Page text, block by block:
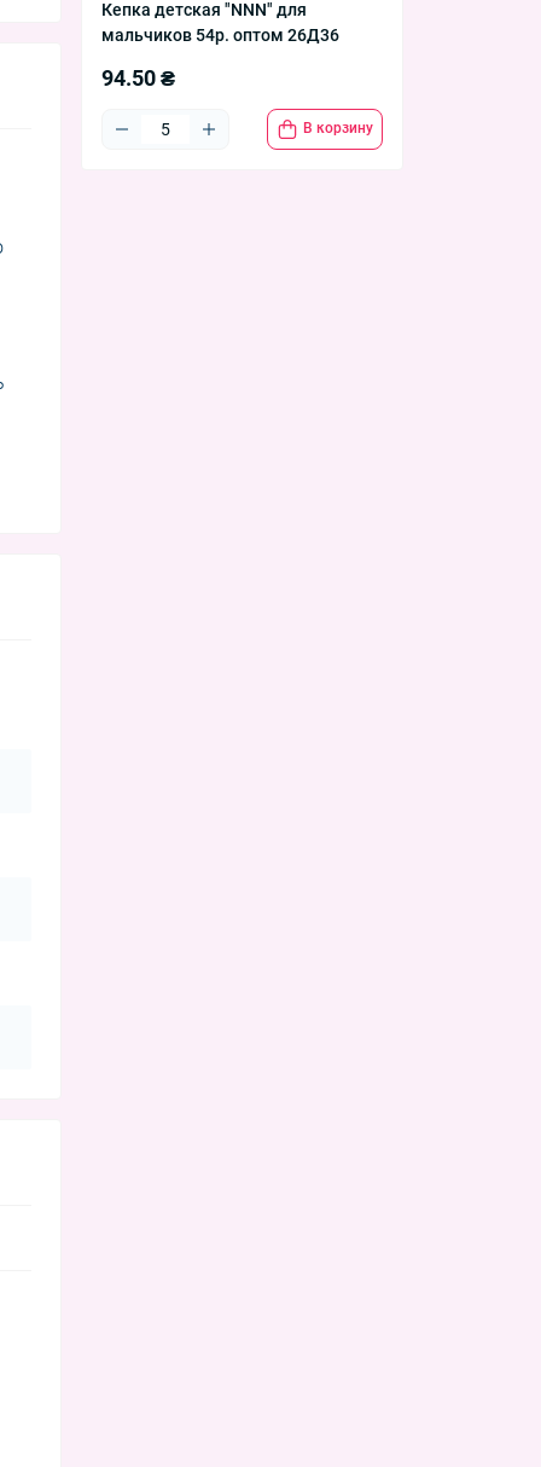
Кепка детская "NNN" для
мальчиков 54р. оптом 26Д36
94.50 ₴
В корзину